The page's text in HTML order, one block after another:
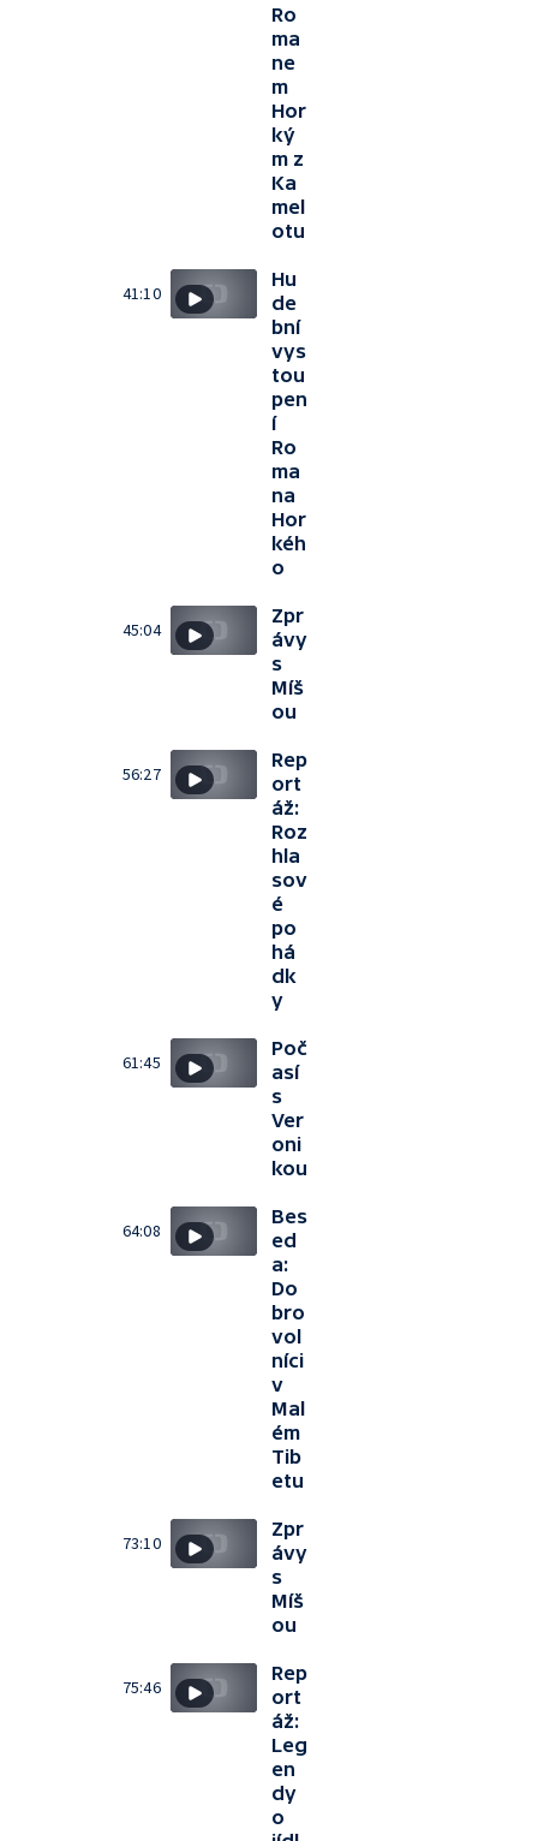
Ro
ma
ne
m
Hor
ký
m z
Ka
mel
otu
41:10
Hu
de
bní
vys
tou
pen
í
Ro
ma
na
Hor
kéh
o
45:04
Zpr
ávy
s
Míš
ou
56:27
Rep
ort
áž:
Roz
hla
sov
é
po
há
dk
y
61:45
Poč
así
s
Ver
oni
kou
64:08
Bes
ed
a:
Do
bro
vol
níci
v
Mal
ém
Tib
etu
73:10
Zpr
ávy
s
Míš
ou
75:46
Rep
ort
áž:
Leg
en
dy
o